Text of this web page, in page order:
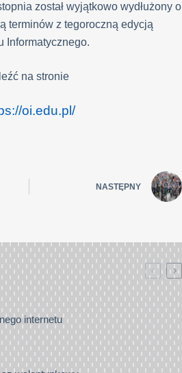
został wyjątkowo wydłużony o
terminów z tegoroczną edycją
Informatycznego.
na stronie
oi.edu.pl/
NASTĘPNY
internetu